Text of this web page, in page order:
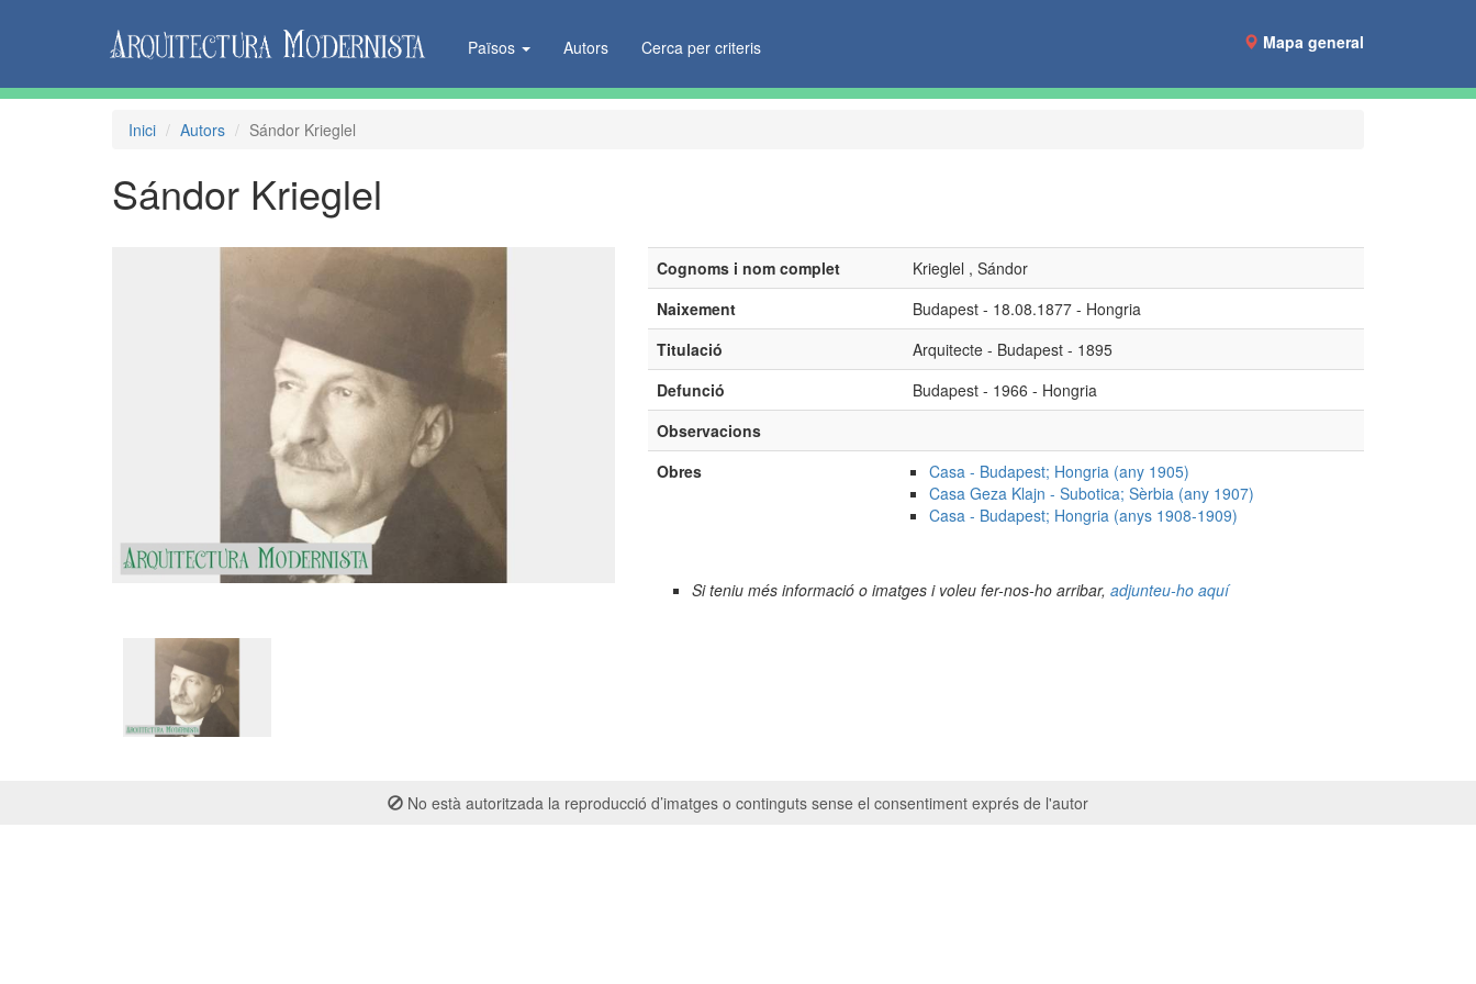
Països Autors Cerca per criteris Mapa general
Inici Autors Sándor Krieglel
Sándor Krieglel
Cognoms i nom complet
Krieglel , Sándor
Naixement
Budapest - 18.08.1877 - Hongria
Titulació
Arquitecte - Budapest - 1895
Defunció
Budapest - 1966 - Hongria
Observacions
Obres
Casa - Budapest; Hongria (any 1905)
Casa Geza Klajn - Subotica; Sèrbia (any 1907)
Casa - Budapest; Hongria (anys 1908-1909)
Si teniu més informació o imatges i voleu fer-nos-ho arribar, adjunteu-ho aquí
No està autoritzada la reproducció d’imatges o continguts sense el consentiment exprés de l'autor